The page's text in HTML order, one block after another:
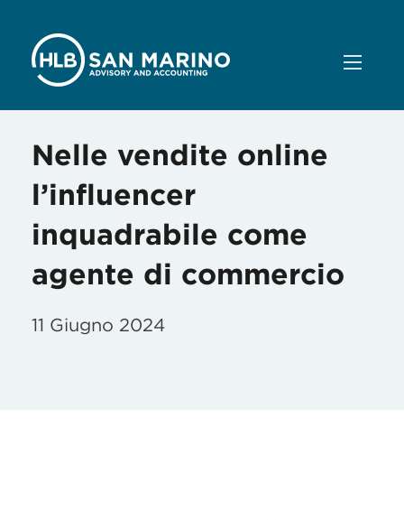
Nelle vendite online
l’influencer
inquadrabile come
agente di commercio
11 Giugno 2024